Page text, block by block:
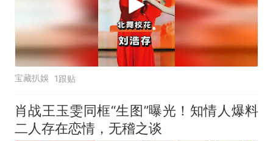
宝藏扒娛 1跟贴
肖战王玉雯同框“生图”曝光！知情人爆料
二人存在恋情，无稽之谈